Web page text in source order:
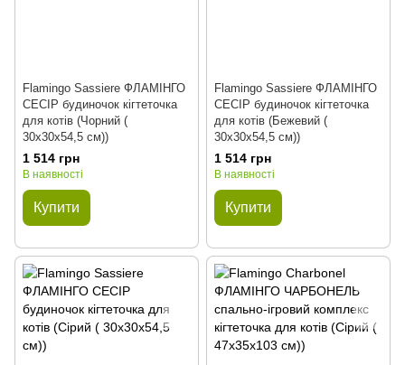
Flamingo Sassiere ФЛАМІНГО
СЕСІР будиночок кігтеточка
для котів (Чорний (
30х30х54,5 см))
1 514 грн
В наявності
Купити
Flamingo Sassiere ФЛАМІНГО
СЕСІР будиночок кігтеточка
для котів (Бежевий (
30х30х54,5 см))
1 514 грн
В наявності
Купити